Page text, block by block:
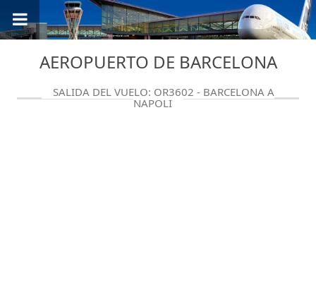
AEROPUERTO DE BARCELONA
SALIDA DEL VUELO: QR3602 - BARCELONA A
NAPOLI